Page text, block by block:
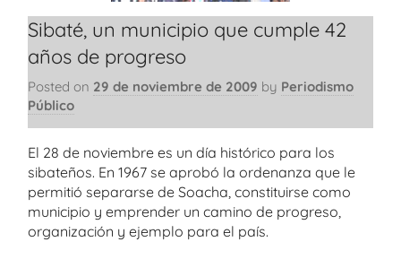
Sibaté, un municipio que cumple 42
años de progreso
Posted on 29 de noviembre de 2009 by Periodismo
Público
El 28 de noviembre es un día histórico para los
sibateños. En 1967 se aprobó la ordenanza que le
permitió separarse de Soacha, constituirse como
municipio y emprender un camino de progreso,
organización y ejemplo para el país.